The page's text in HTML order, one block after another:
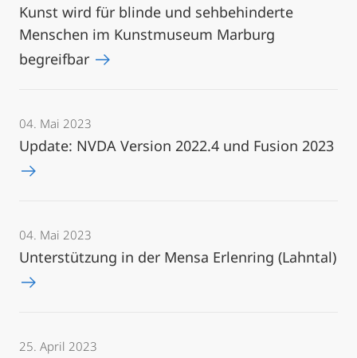
Kunst wird für blinde und sehbehinderte
Menschen im Kunstmuseum Marburg
begreifbar
04. Mai 2023
Update: NVDA Version 2022.4 und Fusion 2023
04. Mai 2023
Unterstützung in der Mensa Erlenring (Lahntal)
25. April 2023